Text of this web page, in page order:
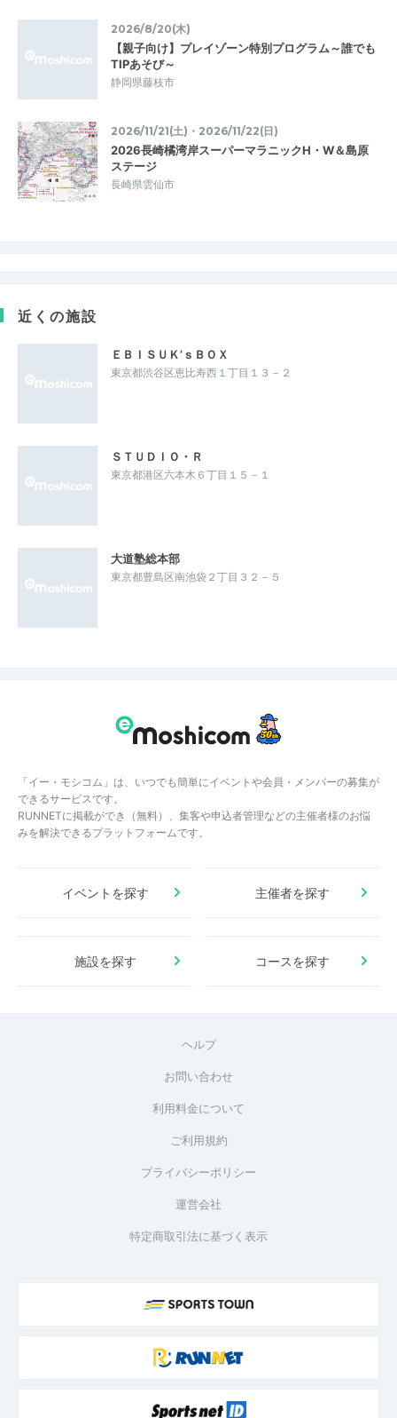
2026/8/20(木)
【親子向け】プレイゾーン特別プログラム～誰でも
TIPあそび～
静岡県藤枝市
2026/11/21(土)・2026/11/22(日)
2026長崎橘湾岸スーパーマラニックH・W＆島原
ステージ
長崎県雲仙市
近くの施設
ＥＢＩＳＵＫ’ｓＢＯＸ
東京都渋谷区恵比寿西１丁目１３－２
ＳＴＵＤＩＯ・Ｒ
東京都港区六本木６丁目１５－１
大道塾総本部
東京都豊島区南池袋２丁目３２－５
「イー・モシコム」は、いつでも簡単にイベントや会員・メンバーの募集が
できるサービスです。
RUNNETに掲載ができ（無料）、集客や申込者管理などの主催者様のお悩
みを解決できるプラットフォームです。
イベントを探す 主催者を探す
施設を探す コースを探す
ヘルプ
お問い合わせ
利用料金について
ご利用規約
プライバシーポリシー
運営会社
特定商取引法に基づく表示